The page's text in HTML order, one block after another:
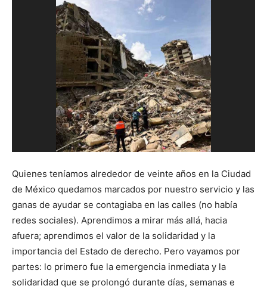
Quienes teníamos alrededor de veinte años en la Ciudad
de México quedamos marcados por nuestro servicio y las
ganas de ayudar se contagiaba en las calles (no había
redes sociales). Aprendimos a mirar más allá, hacia
afuera; aprendimos el valor de la solidaridad y la
importancia del Estado de derecho. Pero vayamos por
partes: lo primero fue la emergencia inmediata y la
solidaridad que se prolongó durante días, semanas e